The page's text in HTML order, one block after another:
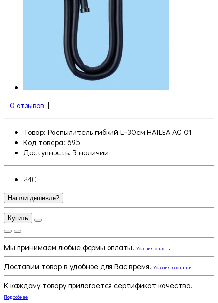
0 отзывов |
Товар: Распылитель гибкий L=30см HAILEA AC-01
Код товара: 695
Доступность: В наличии
240
Нашли дешевле?
Купить
Мы принимаем любые формы оплаты. Условия оплаты
Доставим товар в удобное для Вас время. Условия доставки
К каждому товару прилагается сертификат качества.
Подробнее